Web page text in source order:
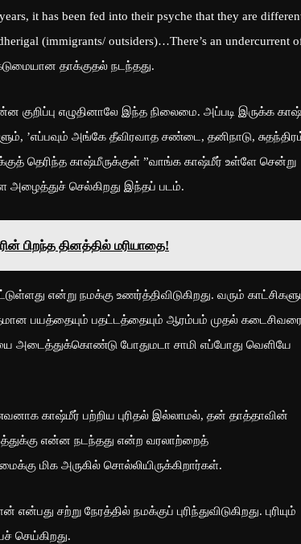
it has been fed into their psyche that they are
(immigrants/ outsiders)…There’s an undercurrent
தாக்குதல் நடந்தது.
குறிப்பு எழுதினாலே இந்த நிலைமை. அப்படி இருக்க
’எப்பவும் அங்கே தீவிரவாத சண்டை, தனிநாடு,
தெரிந்த காஷ்மீருக்குள் ”வாங்க காஷ்மீர் உள்ளே சென்று
அழைத்துச் செல்கிறது இந்தப் படம்.
பிறந்த தினத்தில் மரியாதை!
என்று நமக்கு உணர்த்திவிடுகிறது. வரும்
பயத்தையும் பதட்டத்தையும் ஆரம்பம் முதல் கடைசிவரை
அடைத்துக்கொண்டு போதுமடா சாமி எப்போது வெளியே
காஷ்மீர் பற்றிய புரிதல் இல்லாமல், தன் தாத்தாவின்
என்ன நடந்தது என்ற வரலாற்றைத்
மிக அருகில் சொல்லியிருக்கிறார்கள்.
சற்று நேரத்தில் நமக்குப் புரிந்துவிடுகிறது. புரியும்
செய்கிறது.